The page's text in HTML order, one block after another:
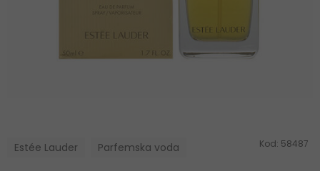
Estée Lauder Parfemska voda Kod: 58487